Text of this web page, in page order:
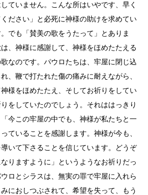
ていません。こんな所はいやです、早く
ださい」と必死に神様の助けを求めてい
でも「賛美の歌をうたって」とありま
、神様に感謝して、神様をほめたたえる
なのです。パウロたちは、牢屋に閉じ込
、鞭で打たれた傷の痛みに耐えながら、
様をほめたたえ、そしてお祈りをしてい
をしていたのでしょう。それははっきり
今この牢屋の中でも、神様が私たちと一
ていることを感謝します。神様が今も、
いて下さることを信じています。どうぞ
りますように」というようなお祈りだっ
ロとシラスは、無実の罪で牢屋に入れら
におしつぶされて、希望を失って、もう